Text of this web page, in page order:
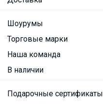
Шоурумы
Торговые марки
Наша команда
В наличии
Подарочные сертификаты